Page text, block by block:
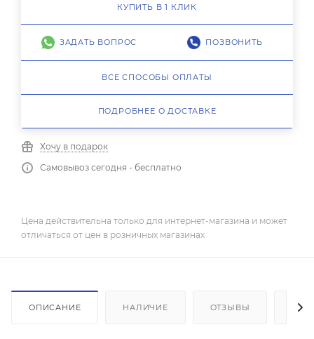
КУПИТЬ В 1 КЛИК
ЗАДАТЬ ВОПРОС ПОЗВОНИТЬ
ВСЕ СПОСОБЫ ОПЛАТЫ
ПОДРОБНЕЕ О ДОСТАВКЕ
Хочу в подарок
Самовывоз сегодня - бесплатно
Цена действительна только для интернет-магазина и может
отличаться от цен в розничных магазинах
ОПИСАНИЕ НАЛИЧИЕ ОТЗЫВЫ